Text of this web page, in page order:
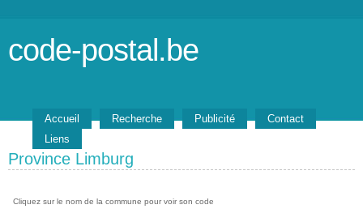
code-postal.be
Accueil Recherche Publicité
Contact
Liens
Province Limburg
Cliquez sur le nom de la commune pour voir son code